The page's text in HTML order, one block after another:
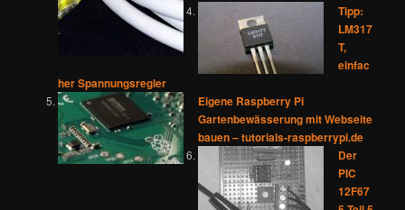
Tipp:
LM317
T,
einfac
her Spannungsregler
Eigene Raspberry Pi
Gartenbewässerung mit Webseite
bauen – tutorials-raspberrypi.de
Der
PIC
12F67